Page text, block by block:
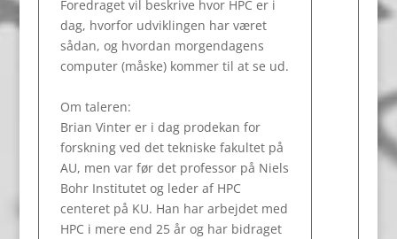
Foredraget vil beskrive hvor HPC er i
dag, hvorfor udviklingen har været
sådan, og hvordan morgendagens
computer (måske) kommer til at se ud.
Om taleren:
Brian Vinter er i dag prodekan for
forskning ved det tekniske fakultet på
AU, men var før det professor på Niels
Bohr Institutet og leder af HPC
centeret på KU. Han har arbejdet med
HPC i mere end 25 år og har bidraget